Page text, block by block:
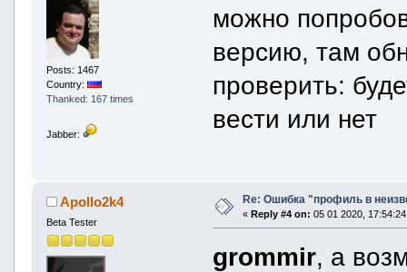
Posts: 1467
Country:
Thanked: 167 times
Jabber:
можно
версию, там
проверить:
вести или нет
Apollo2k4
Beta Tester
Re: Ошибка "профиль в
« Reply #4 on: 05 01 2020,
grommir, а